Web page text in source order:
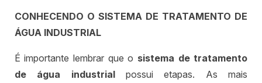
CONHECENDO O SISTEMA DE TRATAMENTO DE
ÁGUA INDUSTRIAL
É importante lembrar que o sistema de tratamento
de água industrialpossui etapas. As mais